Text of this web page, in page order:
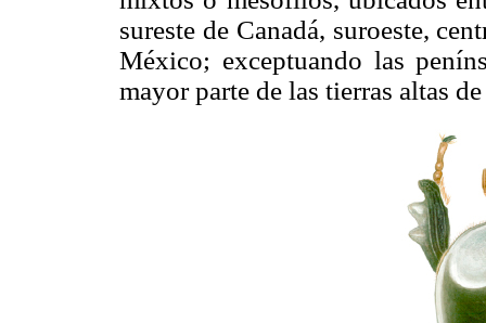
sureste de Canadá, suroeste,
México; exceptuando las
mayor parte de las tierras altas